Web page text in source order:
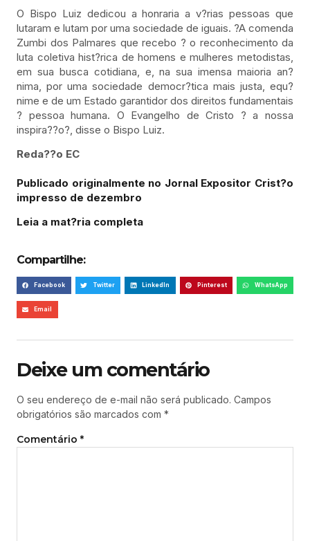
O Bispo Luiz dedicou a honraria a v?rias pessoas que
lutaram e lutam por uma sociedade de iguais. ?A comenda
Zumbi dos Palmares que recebo ? o reconhecimento da
luta coletiva hist?rica de homens e mulheres metodistas,
em sua busca cotidiana, e, na sua imensa maioria an?
nima, por uma sociedade democr?tica mais justa, equ?
nime e de um Estado garantidor dos direitos fundamentais
? pessoa humana. O Evangelho de Cristo ? a nossa
inspira??o?, disse o Bispo Luiz.
Reda??o EC
Publicado originalmente no Jornal Expositor Crist?o
impresso de dezembro
Leia a mat?ria completa
Compartilhe:
Facebook Twitter LinkedIn Pinterest WhatsApp
Email
Deixe um comentário
O seu endereço de e-mail não será publicado. Campos
obrigatórios são marcados com *
Comentário *